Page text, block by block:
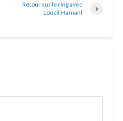
Retour sur le ring avec
Loucif Hamani